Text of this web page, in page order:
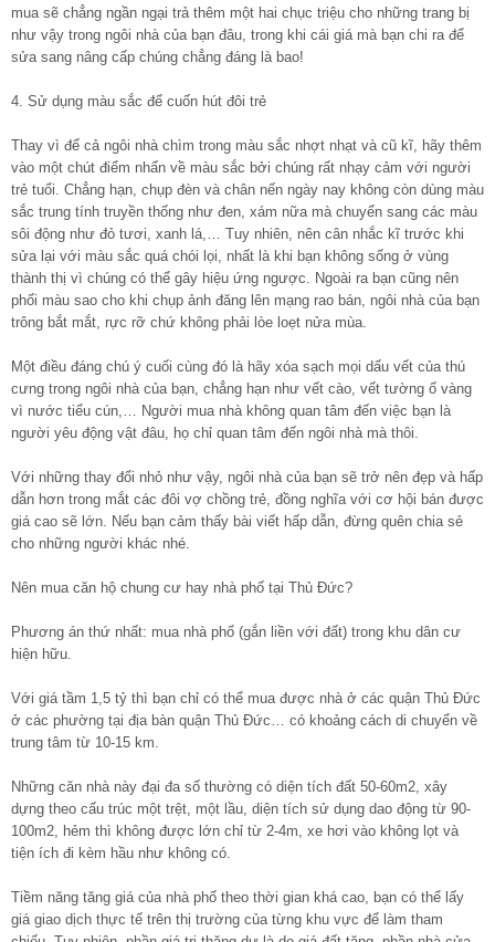
mua sẽ chẳng ngần ngại trả thêm một hai chục triệu cho những trang bị
như vậy trong ngôi nhà của bạn đâu, trong khi cái giá mà bạn chi ra để
sửa sang nâng cấp chúng chẳng đáng là bao!
4. Sử dụng màu sắc để cuốn hút đôi trẻ
Thay vì để cả ngôi nhà chìm trong màu sắc nhợt nhạt và cũ kĩ, hãy thêm
vào một chút điểm nhấn về màu sắc bởi chúng rất nhạy cảm với người
trẻ tuổi. Chẳng hạn, chụp đèn và chân nến ngày nay không còn dùng màu
sắc trung tính truyền thống như đen, xám nữa mà chuyển sang các màu
sôi động như đỏ tươi, xanh lá,… Tuy nhiên, nên cân nhắc kĩ trước khi
sửa lại với màu sắc quá chói lọi, nhất là khi bạn không sống ở vùng
thành thị vì chúng có thể gây hiệu ứng ngược. Ngoài ra bạn cũng nên
phối màu sao cho khi chụp ảnh đăng lên mạng rao bán, ngôi nhà của bạn
trông bắt mắt, rực rỡ chứ không phải lòe loẹt nửa mùa.
Một điều đáng chú ý cuối cùng đó là hãy xóa sạch mọi dấu vết của thú
cưng trong ngôi nhà của bạn, chẳng hạn như vết cào, vết tường ố vàng
vì nước tiểu cún,… Người mua nhà không quan tâm đến việc bạn là
người yêu động vật đâu, họ chỉ quan tâm đến ngôi nhà mà thôi.
Với những thay đổi nhỏ như vậy, ngôi nhà của bạn sẽ trở nên đẹp và hấp
dẫn hơn trong mắt các đôi vợ chồng trẻ, đồng nghĩa với cơ hội bán được
giá cao sẽ lớn. Nếu bạn cảm thấy bài viết hấp dẫn, đừng quên chia sẻ
cho những người khác nhé.
Nên mua căn hộ chung cư hay nhà phố tại Thủ Đức?
Phương án thứ nhất: mua nhà phố (gắn liền với đất) trong khu dân cư
hiện hữu.
Với giá tầm 1,5 tỷ thì bạn chỉ có thể mua được nhà ở các quận Thủ Đức
ở các phường tại địa bàn quận Thủ Đức… có khoảng cách di chuyển về
trung tâm từ 10-15 km.
Những căn nhà này đại đa số thường có diện tích đất 50-60m2, xây
dựng theo cấu trúc một trệt, một lầu, diện tích sử dụng dao động từ 90-
100m2, hẻm thì không được lớn chỉ từ 2-4m, xe hơi vào không lọt và
tiện ích đi kèm hầu như không có.
Tiềm năng tăng giá của nhà phố theo thời gian khá cao, bạn có thể lấy
giá giao dịch thực tế trên thị trường của từng khu vực để làm tham